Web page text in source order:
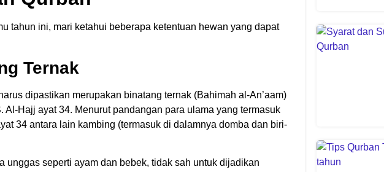
tahun ini, mari ketahui beberapa ketentuan hewan yang dapat
Ternak
dipastikan merupakan binatang ternak (Bahimah al-An’aam)
Hajj ayat 34. Menurut pandangan para ulama yang termasuk
34 antara lain kambing (termasuk di dalamnya domba dan biri-
unggas seperti ayam dan bebek, tidak sah untuk dijadikan